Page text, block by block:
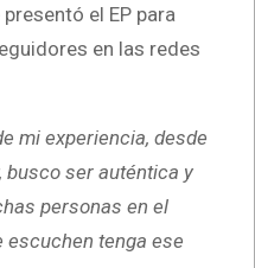
el EP para
en las redes
mi experiencia, desde
busco ser auténtica y
personas en el
escuchen tenga ese